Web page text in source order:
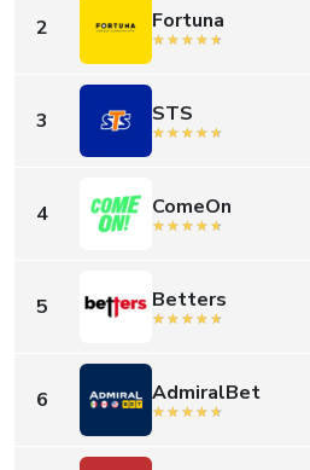
2 Fortuna
3 STS
4 ComeOn
5 Betters
6 AdmiralBet